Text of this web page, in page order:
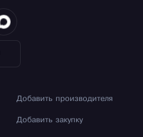
Добавить производителя
Добавить закупку